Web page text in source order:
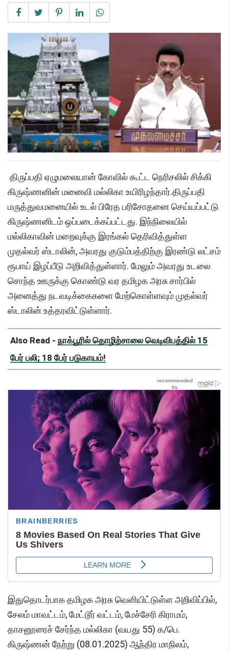
திருப்பதி ஏழுமலையான் கோவில் கூட்ட நெரிசலில் சிக்கி
கிருஷ்ணனின் மனைவி மல்லிகா உயிரிழந்தார்.திருப்பதி
மருத்துவமனையில் உடல் பிரேத பரிசோதனை செய்யப்பட்டு
கிருஷ்ணனிடம் ஒப்படைக்கப்பட்டது. இந்நிலையில்
மல்லிகாவின் மறைவுக்கு இரங்கல் தெரிவித்துள்ள
முதல்வர் ஸ்டாலின், அவரது குடும்பத்திற்கு இரண்டு லட்சம்
ரூபாய் இழப்பீடு அறிவித்துள்ளார். மேலும் அவரது உடலை
சொந்த ஊருக்கு கொண்டு வர தமிழக அரசு சார்பில்
அனைத்து நடவடிக்கைகளை மேற்கொள்ளவும் முதல்வர்
ஸ்டாலின் உத்தரவிட்டுள்ளார்.
Also Read - நாக்பூரில் தொழிற்சாலை வெடிவிபத்தில் 15
பேர் பலி; 18 பேர் படுகாயம்!
இதுதொடர்பாக தமிழக அரசு வெளியிட்டுள்ள அறிவிப்பில்,
சேலம் மாவட்டம், மேட்டூர் வட்டம், மேச்சேரி கிராமம்,
தாசனூரைச் சேர்ந்த மல்லிகா (வயது 55) க/பெ.
கிருஷ்ணன் நேற்று (08.01.2025) ஆந்திர மாநிலம்,